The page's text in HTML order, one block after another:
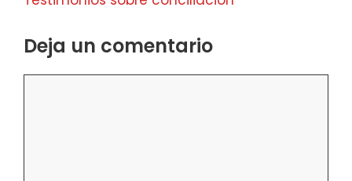
Deja un comentario